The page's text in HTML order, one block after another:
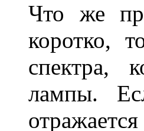
Что же
коротко,
спектра,
лампы.